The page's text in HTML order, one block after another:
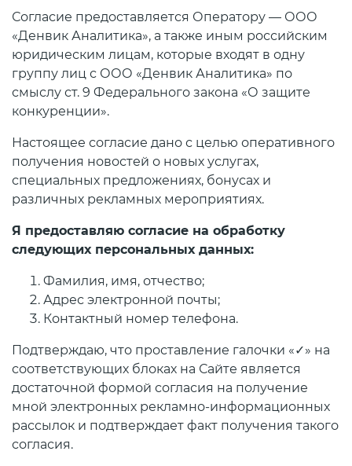
Согласие предоставляется Оператору — ООО
«Денвик Аналитика», а также иным российским
юридическим лицам, которые входят в одну
группу лиц с ООО «Денвик Аналитика» по
смыслу ст. 9 Федерального закона «О защите
конкуренции».
Настоящее согласие дано с целью оперативного
получения новостей о новых услугах,
специальных предложениях, бонусах и
различных рекламных мероприятиях.
Я предоставляю согласие на обработку
следующих персональных данных:
Фамилия, имя, отчество;
Адрес электронной почты;
Контактный номер телефона.
Подтверждаю, что проставление галочки «✓» на
соответствующих блоках на Сайте является
достаточной формой согласия на получение
мной электронных рекламно-информационных
рассылок и подтверждает факт получения такого
согласия.